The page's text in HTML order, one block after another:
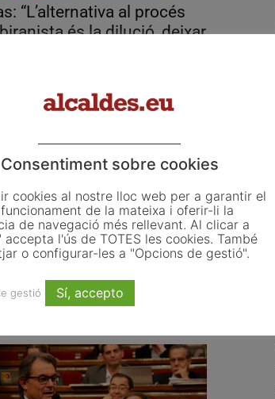
“L’alternativa al procés
és la dilució, deixar
presenta la querella
Consentiment sobre cookies
cookies al nostre lloc web per a garantir el
de la mateixa i oferir-li la
de navegació més rellevant. Al clicar a
accepta l'ús de TOTES les cookies. També
o configurar-les a "Opcions de gestió".
gestió Sí, accepto